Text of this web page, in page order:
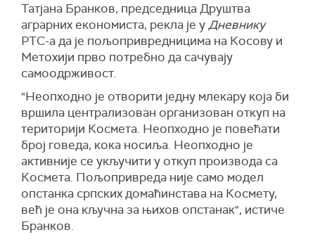
Татјана Бранков, председница Друштва
аграрних економиста, рекла је уДневнику
РТС-а да је пољопривредницима на Косову и
Метохији прво потребно да сачувају
самоодрживост.
"Неопходно је отворити једну млекару која би
вршила централизован организован откуп на
територији Космета. Неопходно је повећати
број говеда, кока носиља. Неопходно је
активније се укључити у откуп производа са
Космета. Пољопривреда није само модел
опстанка српских домаћинстава на Космету,
већ је она кључна за њихов опстанак", истиче
Бранков.